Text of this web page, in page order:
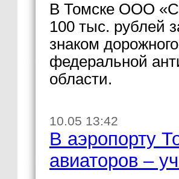
В Томске ООО
100 тыс. рублей
знаком
федеральной
области.
10.05 13:42
В аэропорту
авиаторов –